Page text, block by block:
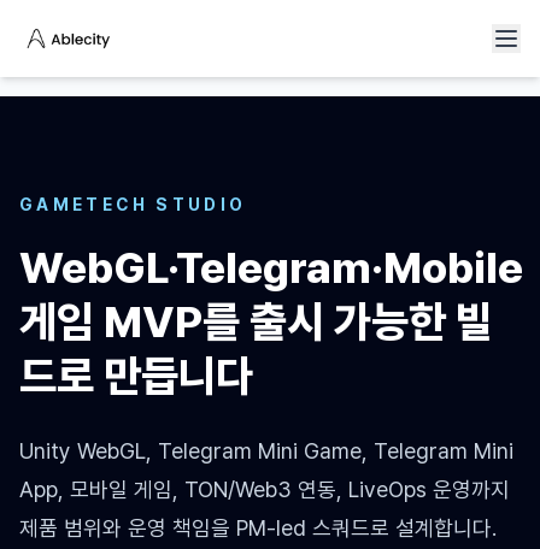
GAMETECH STUDIO
WebGL·Telegram·Mobile
게임 MVP를 출시 가능한 빌
드로 만듭니다
Unity WebGL, Telegram Mini Game, Telegram Mini
App, 모바일 게임, TON/Web3 연동, LiveOps 운영까지
제품 범위와 운영 책임을 PM-led 스쿼드로 설계합니다.